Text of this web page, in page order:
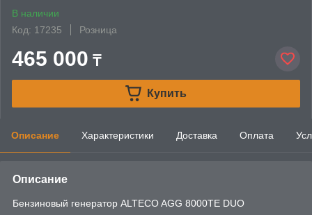
В наличии
Код: 17235
Розница
465 000 ₸
Купить
Описание Характеристики Доставка Оплата
Описание
Бензиновый генератор ALTECO AGG 8000TE DUO